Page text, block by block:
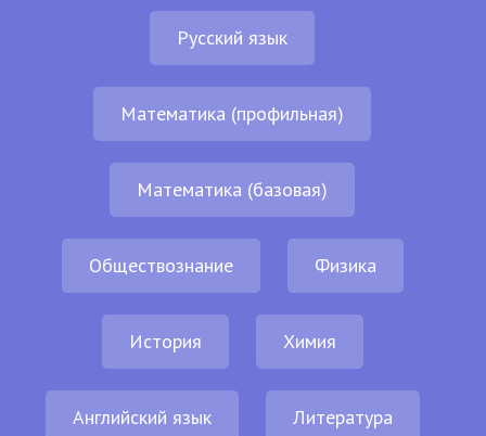
Русский язык
Математика (профильная)
Математика (базовая)
Обществознание Физика
История Химия
Английский язык Литература